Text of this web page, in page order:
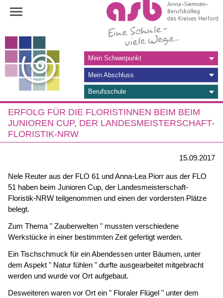
Navigation
überspringen
Mein Schwerpunkt
Mein Abschluss
Berufsschule
ERFOLG FÜR DIE FLORISTINNEN BEIM BEIM
JUNIOREN CUP, DER LANDESMEISTERSCHAFT-
FLORISTIK-NRW
15.09.2017
Nele Reuter aus der FLO 61 und Anna-Lea Piorr aus der FLO
51 haben beim Junioren Cup, der Landesmeisterschaft-
Floristik-NRW teilgenommen und einen der vordersten Plätze
belegt.
Zum Thema " Zauberwelten " mussten verschiedene
Werkstücke in einer bestimmten Zeit gefertigt werden.
Ein Tischschmuck für ein Abendessen unter Bäumen, unter
dem Aspekt " Natur fühlen " durfte ausgearbeitet mitgebracht
werden und wurde vor Ort aufgebaut.
Desweiteren waren vor Ort ein " Floraler Flügel " unter dem